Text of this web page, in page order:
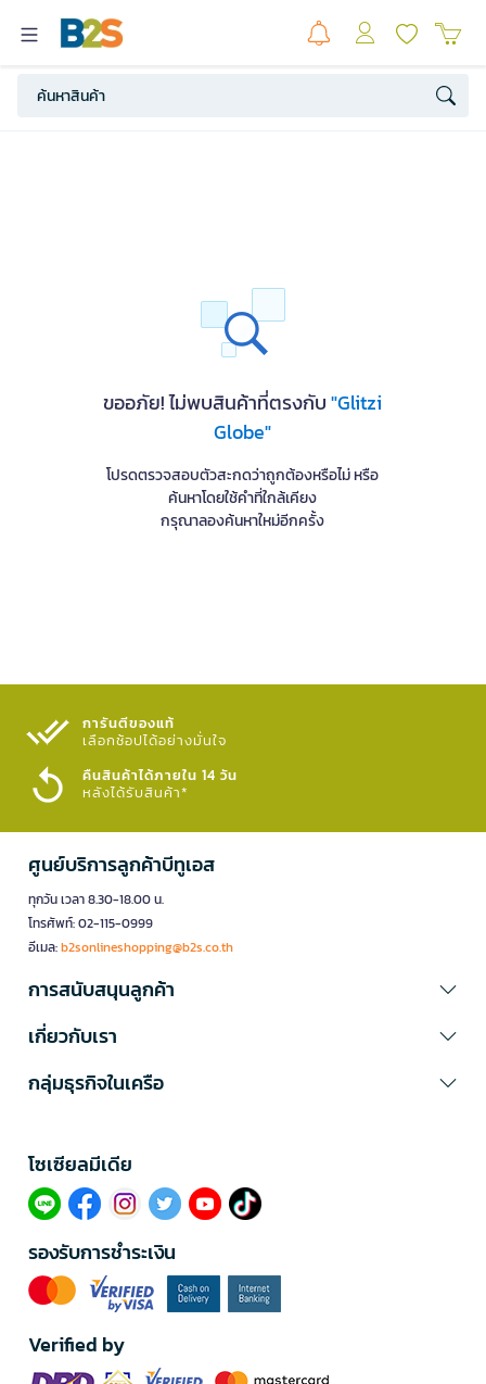
ขออภัย! ไม่พบสินค้าที่ตรงกับ"Glitzi
Globe"
โปรดตรวจสอบตัวสะกดว่าถูกต้องหรือไม่ หรือ
ค้นหาโดยใช้คำที่ใกล้เคียง
กรุณาลองค้นหาใหม่อีกครั้ง
การันตีของแท้
เลือกช้อปได้อย่างมั่นใจ​
คืนสินค้าได้ภายใน 14 วัน
หลังได้รับสินค้า*
ศูนย์บริการลูกค้าบีทูเอส
ทุกวัน เวลา 8.30-18.00 น.
โทรศัพท์: 02-115-0999
อีเมล:b2sonlineshopping@b2s.co.th
การสนับสนุนลูกค้า
เกี่ยวกับเรา
กลุ่มธุรกิจในเครือ
โซเซียลมีเดีย​
รองรับการชำระเงิน
Verified by